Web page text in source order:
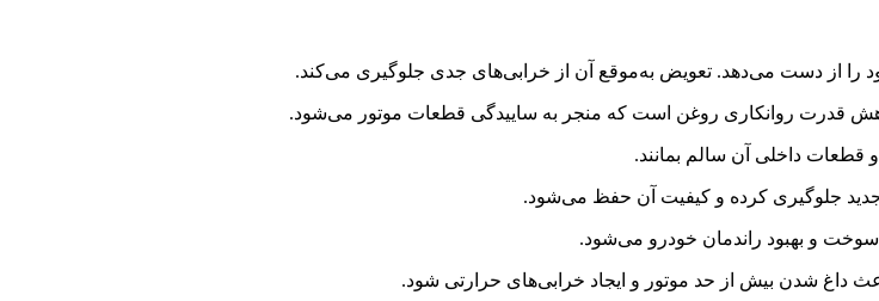
را از دست می‌دهد. تعویض به‌موقع آن از خرابی‌های جدی جلوگیری می‌کند.
قدرت روانکاری روغن است که منجر به ساییدگی قطعات موتور می‌شود.
قطعات داخلی آن سالم بمانند.
جدید جلوگیری کرده و کیفیت آن حفظ می‌شود.
و بهبود راندمان خودرو می‌شود.
داغ شدن بیش از حد موتور و ایجاد خرابی‌های حرارتی شود.